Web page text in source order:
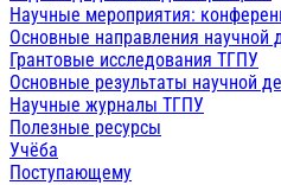
Научные мероприятия:
Основные направления научной
Грантовые исследования ТГПУ
Основные результаты научной
Научные журналы ТГПУ
Полезные ресурсы
Учёба
Поступающему